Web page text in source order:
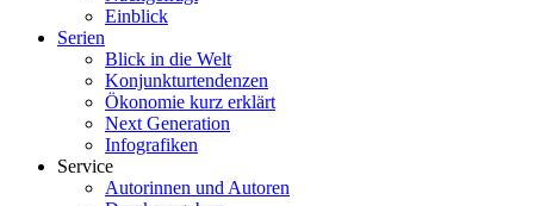
Einblick
Serien
Blick in die Welt
Konjunkturtendenzen
Ökonomie kurz erklärt
Next Generation
Infografiken
Service
Autorinnen und Autoren